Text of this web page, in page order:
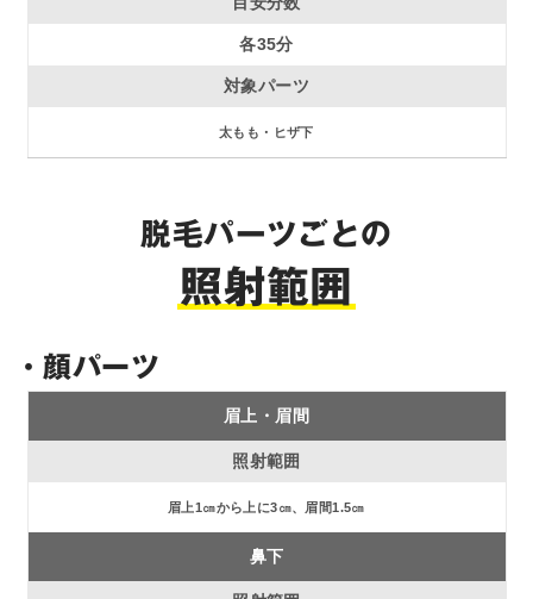
各35分
太もも・ヒザ下
脱毛パーツごとの
照射範囲
・顔パーツ
眉上・眉間
眉上1㎝から上に3㎝、眉間1.5㎝
鼻下